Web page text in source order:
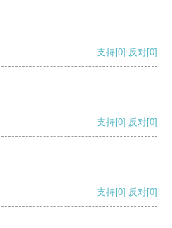
支持[0] 反对[0]
支持[0] 反对[0]
支持[0] 反对[0]